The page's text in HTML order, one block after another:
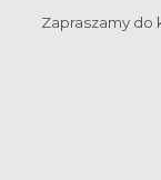
Zapraszamy